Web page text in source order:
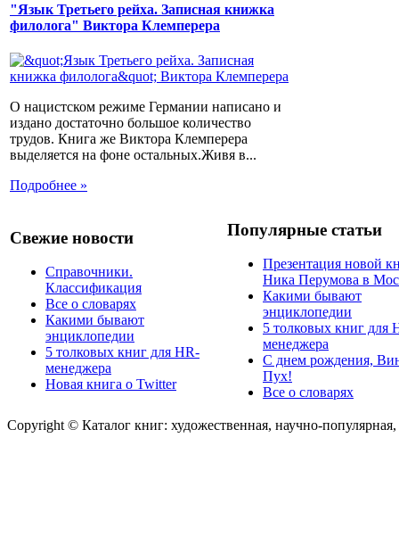
"Язык Третьего рейха. Записная книжка
филолога" Виктора Клемперера
О нацистском режиме Германии написано и
издано достаточно большое количество
трудов. Книга же Виктора Клемперера
выделяется на фоне остальных.Живя в...
Подробнее »
Свежие новости
Справочники.
Классификация
Все о словарях
Какими бывают
энциклопедии
5 толковых книг для HR-
менеджера
Новая книга о Twitter
Популярные статьи
Презентация новой
Ника Перумова в
Какими бывают
энциклопедии
5 толковых книг для
менеджера
С днем рождения,
Пух!
Все о словарях
Copyright © Каталог книг: художественная, научно-